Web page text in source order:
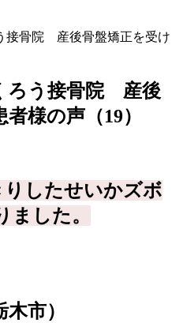
骨院 産後骨盤矯正を受け
ろう接骨院 産後
様の声（19）
したせいかズボ
ました。
木市）